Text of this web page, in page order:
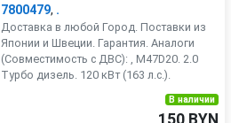
7800479, .
Доставка в любой Город. Поставки из
Японии и Швеции. Гарантия. Аналоги
(Совместимость с ДВС): , M47D20. 2.0
Турбо дизель. 120 кВт (163 л.с.).
В наличии
150 BYN